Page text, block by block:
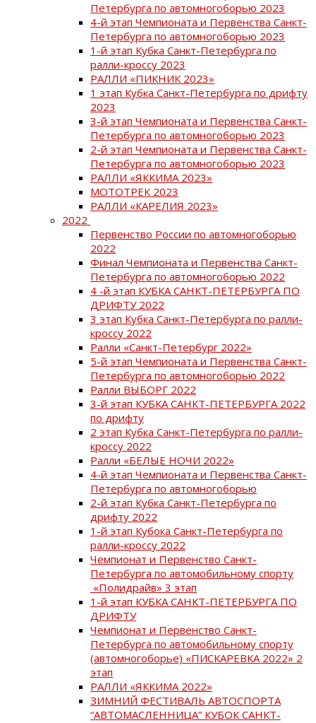
Петербурга по автомногоборью 2023
4-й этап Чемпионата и Первенства Санкт-
Петербурга по автомногоборью 2023
1-й этап Кубка Санкт-Петербурга по
ралли-кроссу 2023
РАЛЛИ «ПИКНИК 2023»
1 этап Кубка Санкт-Петербурга по дрифту
2023
3-й этап Чемпионата и Первенства Санкт-
Петербурга по автомногоборью 2023
2-й этап Чемпионата и Первенства Санкт-
Петербурга по автомногоборью 2023
РАЛЛИ «ЯККИМА 2023»
МОТОТРЕК 2023
РАЛЛИ «КАРЕЛИЯ 2023»
2022
Первенство России по автомногоборью
2022
Финал Чемпионата и Первенства Санкт-
Петербурга по автомногоборью 2022
4 -й этап КУБКА САНКТ-ПЕТЕРБУРГА ПО
ДРИФТУ 2022
3 этап Кубка Санкт-Петербурга по ралли-
кроссу 2022
Ралли «Санкт-Петербург 2022»
5-й этап Чемпионата и Первенства Санкт-
Петербурга по автомногоборью 2022
Ралли ВЫБОРГ 2022
3-й этап КУБКА САНКТ-ПЕТЕРБУРГА 2022
по дрифту
2 этап Кубка Санкт-Петербурга по ралли-
кроссу 2022
Ралли «БЕЛЫЕ НОЧИ 2022»
4-й этап Чемпионата и Первенства Санкт-
Петербурга по автомногоборью
2-й этап Кубка Санкт-Петербурга по
дрифту 2022
1-й этап Кубока Санкт-Петербурга по
ралли-кроссу 2022
Чемпионат и Первенство Санкт-
Петербурга по автомобильному спорту
«Полидрайв» 3 этап
1-й этап КУБКА САНКТ-ПЕТЕРБУРГА ПО
ДРИФТУ
Чемпионат и Первенство Санкт-
Петербурга по автомобильному спорту
(автомногоборье) «ПИСКАРЕВКА 2022» 2
этап
РАЛЛИ «ЯККИМА 2022»
ЗИМНИЙ ФЕСТИВАЛЬ АВТОСПОРТА
“АВТОМАСЛЕННИЦА” КУБОК САНКТ-